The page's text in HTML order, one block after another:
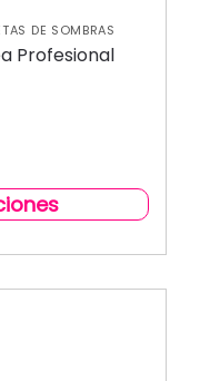
DE SOMBRAS
Profesional